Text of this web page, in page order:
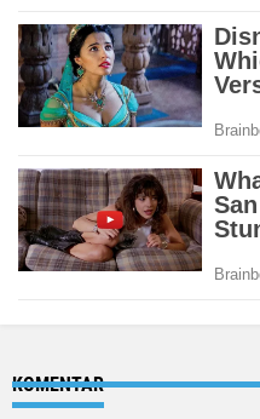
KOMENTAR